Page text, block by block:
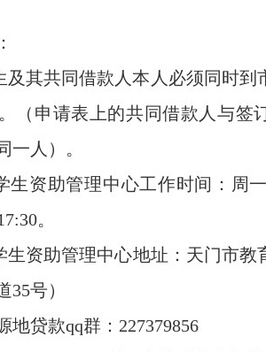
及其共同借款人本人必须同时到
（申请表上的共同借款人与签
一人）。
生资助管理中心工作时间：周
。
生资助管理中心地址：天门市教
35号）
地贷款qq群：227379856